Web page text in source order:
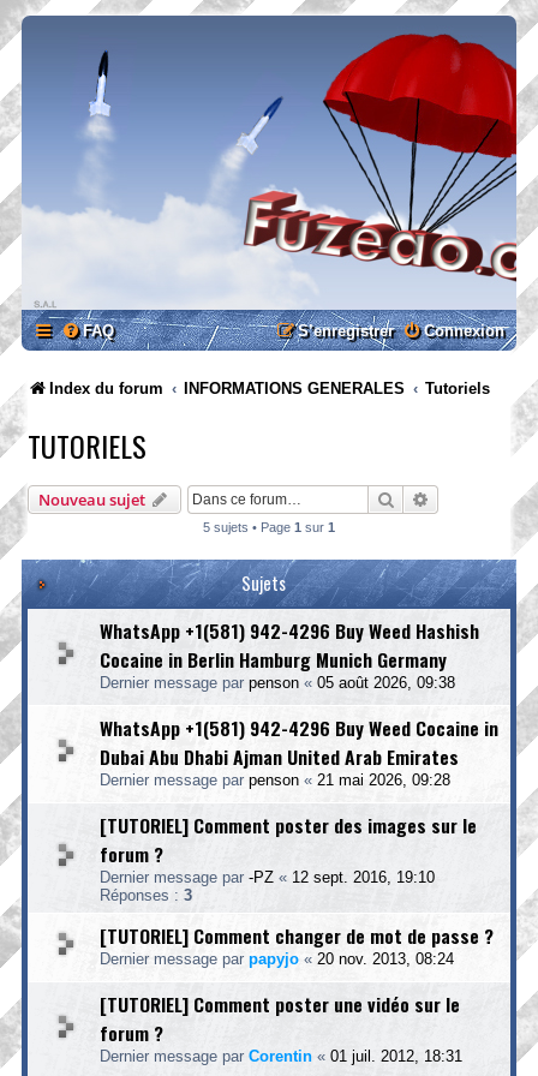
FAQ Connexion
S’enregistrer
Index du forum INFORMATIONS GENERALES Tutoriels
TUTORIELS
Nouveau sujet RechercherRecherche
5 sujets • Page 1 sur 1
Sujets
WhatsApp +1(581) 942-4296 Buy Weed Hashish
Cocaine in Berlin Hamburg Munich Germany
Dernier message par penson « 05 août 2026, 09:38
WhatsApp +1(581) 942-4296 Buy Weed Cocaine in
Dubai Abu Dhabi Ajman United Arab Emirates
Dernier message par penson « 21 mai 2026, 09:28
[TUTORIEL] Comment poster des images sur le
forum ?
Dernier message par -PZ « 12 sept. 2016, 19:10
Réponses : 3
[TUTORIEL] Comment changer de mot de passe ?
Dernier message par papyjo « 20 nov. 2013, 08:24
[TUTORIEL] Comment poster une vidéo sur le
forum ?
Dernier message par Corentin « 01 juil. 2012, 18:31